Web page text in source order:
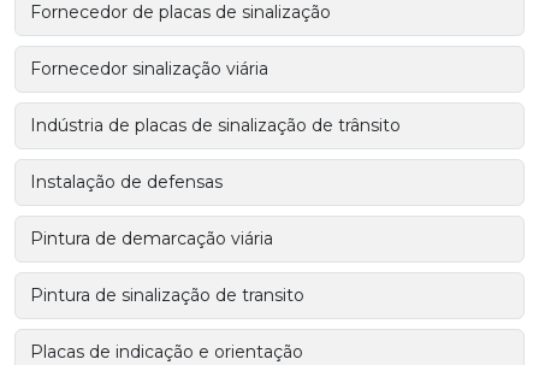
Fornecedor de placas de sinalização
Fornecedor sinalização viária
Indústria de placas de sinalização de trânsito
Instalação de defensas
Pintura de demarcação viária
Pintura de sinalização de transito
Placas de indicação e orientação